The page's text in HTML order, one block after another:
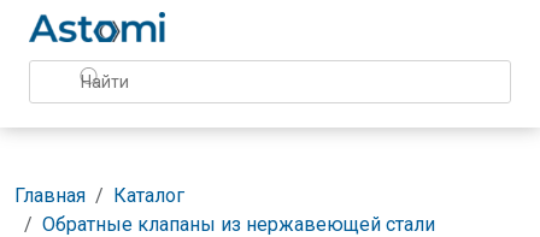
Главная
Каталог
Обратные клапаны из нержавеющей стали